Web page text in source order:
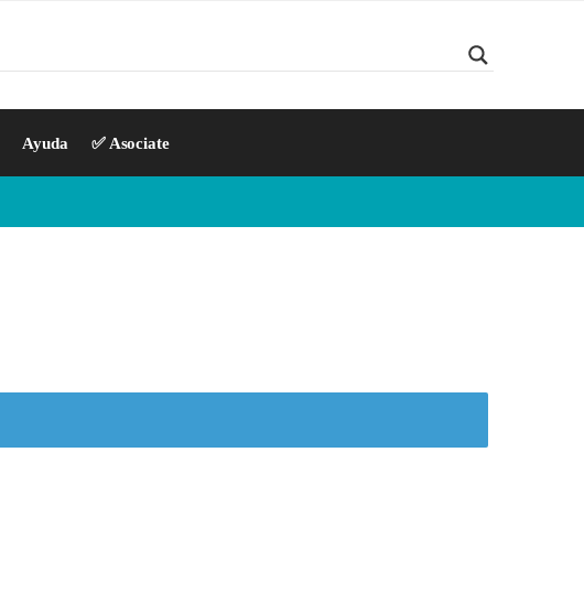
Ayuda ✅ Asociate